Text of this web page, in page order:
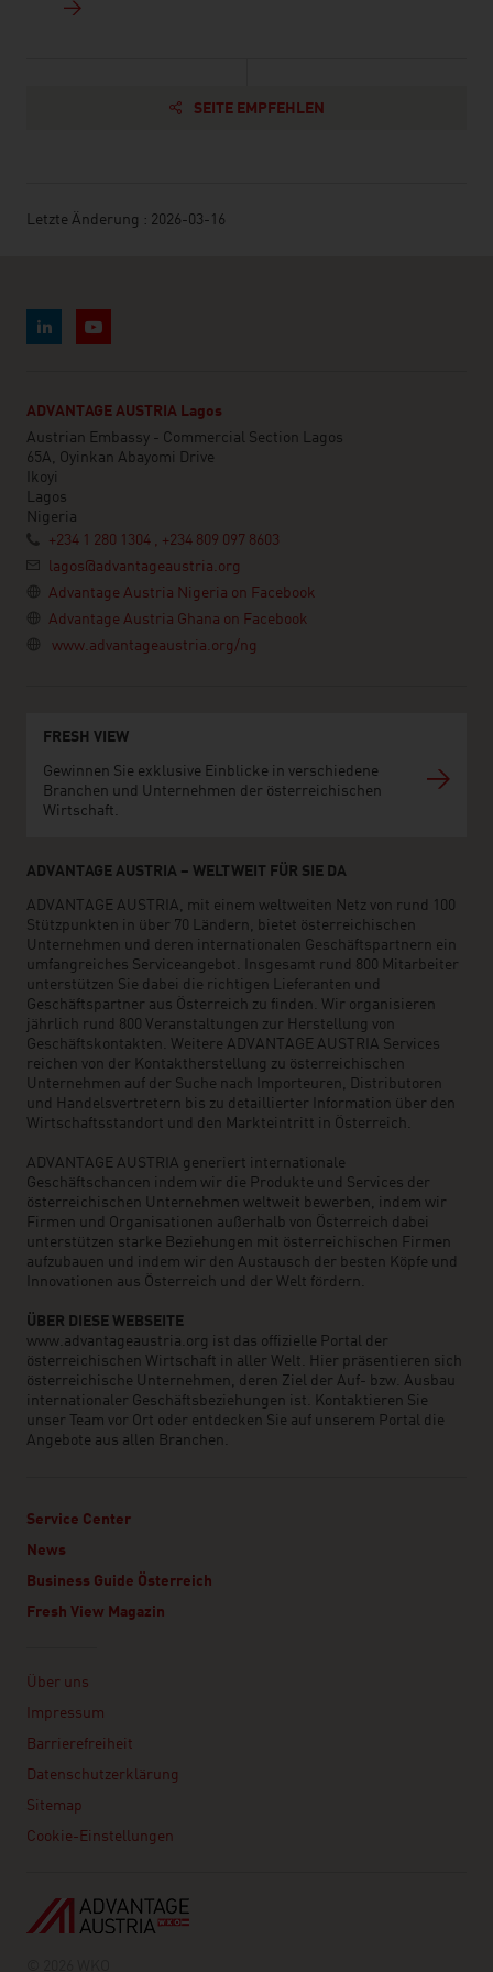
SEITE EMPFEHLEN
Letzte Änderung : 2026-03-16
ADVANTAGE AUSTRIA Lagos
Austrian Embassy - Commercial Section Lagos
65A, Oyinkan Abayomi Drive
Ikoyi
Lagos
Nigeria
+234 1 280 1304 , +234 809 097 8603
lagos@advantageaustria.org
Advantage Austria Nigeria on Facebook
Advantage Austria Ghana on Facebook
www.advantageaustria.org/ng
FRESH VIEW
Gewinnen Sie exklusive Einblicke in verschiedene
Branchen und Unternehmen der österreichischen
Wirtschaft.
ADVANTAGE AUSTRIA – WELTWEIT FÜR SIE DA
ADVANTAGE AUSTRIA, mit einem weltweiten Netz von rund 100
Stützpunkten in über 70 Ländern, bietet österreichischen
Unternehmen und deren internationalen Geschäftspartnern ein
umfangreiches Serviceangebot. Insgesamt rund 800 Mitarbeiter
unterstützen Sie dabei die richtigen Lieferanten und
Geschäftspartner aus Österreich zu finden. Wir organisieren
jährlich rund 800 Veranstaltungen zur Herstellung von
Geschäftskontakten. Weitere ADVANTAGE AUSTRIA Services
reichen von der Kontaktherstellung zu österreichischen
Unternehmen auf der Suche nach Importeuren, Distributoren
und Handelsvertretern bis zu detaillierter Information über den
Wirtschaftsstandort und den Markteintritt in Österreich.
ADVANTAGE AUSTRIA generiert internationale
Geschäftschancen indem wir die Produkte und Services der
österreichischen Unternehmen weltweit bewerben, indem wir
Firmen und Organisationen außerhalb von Österreich dabei
unterstützen starke Beziehungen mit österreichischen Firmen
aufzubauen und indem wir den Austausch der besten Köpfe und
Innovationen aus Österreich und der Welt fördern.
ÜBER DIESE WEBSEITE
www.advantageaustria.org ist das offizielle Portal der
österreichischen Wirtschaft in aller Welt. Hier präsentieren sich
österreichische Unternehmen, deren Ziel der Auf- bzw. Ausbau
internationaler Geschäftsbeziehungen ist. Kontaktieren Sie
unser Team vor Ort oder entdecken Sie auf unserem Portal die
Angebote aus allen Branchen.
Service Center
News
Business Guide Österreich
Fresh View Magazin
Über uns
Impressum
Barrierefreiheit
Datenschutzerklärung
Sitemap
Cookie-Einstellungen